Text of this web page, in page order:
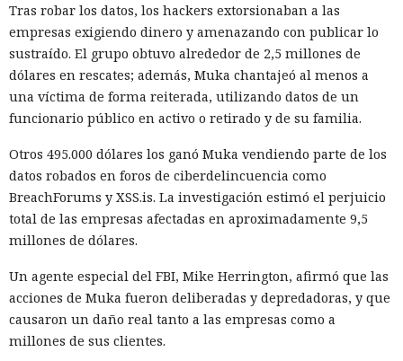
Shenzhen y Macao.
Un escenario similar ya se desarrolló con el fabricante de
chips de memoria Micron Technology. En 2023, la
Administración del Ciberespacio de China determinó que
los productos de la compañía no superaron la revisión y
su adquisición. Como resultado, Micron no pudo restablecer
su negocio y en otoño de 2025 suspendió por completo las
entregas de chips para servidores a los centros de datos
chinos, conservando ventas solo en los sectores automotriz
y móvil.
Así, el enfrentamiento tecnológico entre ambos países hace
tiempo que ha superado el marco de aranceles recíprocos y
restricciones a la exportación — ahora están en la mira
empresas concretas y su reputación en mercados
Tras robar los datos, los hackers extorsionaban a las
empresas exigiendo dinero y amenazando con publicar lo
sustraído. El grupo obtuvo alrededor de 2,5 millones de
dólares en rescates; además, Muka chantajeó al menos a
una víctima de forma reiterada, utilizando datos de un
funcionario público en activo o retirado y de su familia.
Otros 495.000 dólares los ganó Muka vendiendo parte de los
datos robados en foros de ciberdelincuencia como
BreachForums y XSS.is. La investigación estimó el perjuicio
total de las empresas afectadas en aproximadamente 9,5
millones de dólares.
Un agente especial del FBI, Mike Herrington, afirmó que las
acciones de Muka fueron deliberadas y depredadoras, y que
causaron un daño real tanto a las empresas como a
millones de sus clientes.